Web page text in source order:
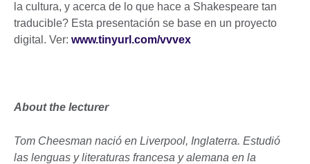
la cultura, y acerca de lo que hace a Shakespeare tan
traducible? Esta presentación se base en un proyecto
digital. Ver: www.tinyurl.com/vvvex
About the lecturer
Tom Cheesman nació en Liverpool, Inglaterra. Estudió
las lenguas y literaturas francesa y alemana en la